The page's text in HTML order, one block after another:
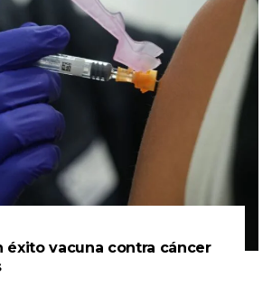
éxito vacuna contra cáncer